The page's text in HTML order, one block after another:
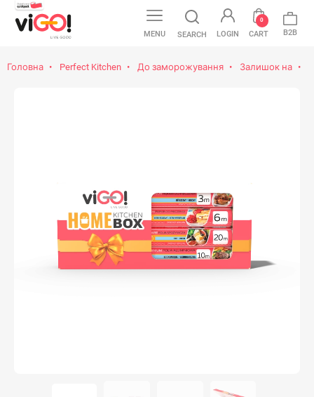
MENU SEARCH LOGIN CART
0
B2B
Головна Perfect Kitchen До заморожування Залишок на